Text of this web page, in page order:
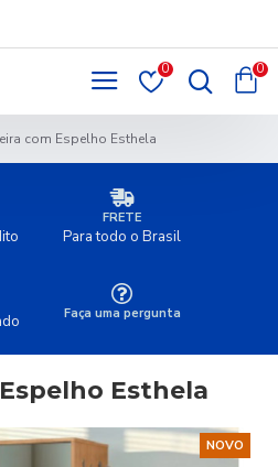
0 0
com Espelho Esthela
FRETE
Para todo o Brasil
Faça uma pergunta
Esthela
NOVO